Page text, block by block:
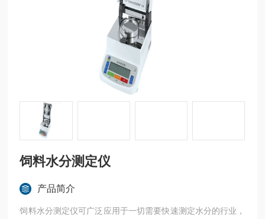
饲料水分测定仪
产品简介
饲料水分测定仪可广泛应用于一切需要快速测定水分的行业，